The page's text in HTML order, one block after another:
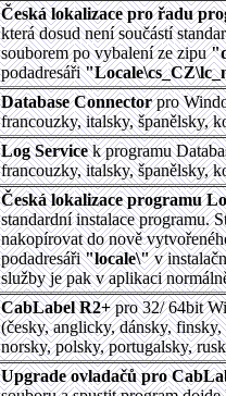
Česká lokalizace pro řadu
která dosud není součástí
souborem po vybalení ze zipu
podadresáři
Database Connectorpro
francouzky, italsky, španělsky,
Log Servicek programu
francouzky, italsky, španělsky,
Česká lokalizace programu
standardní instalace programu.
nakopírovat do nově
podadresáři"locale\"v
služby je pak v aplikaci
CabLabel R2+pro 32/ 64bit
(česky, anglicky, dánsky,
norsky, polsky, portugalsky,
Upgrade ovladačů pro